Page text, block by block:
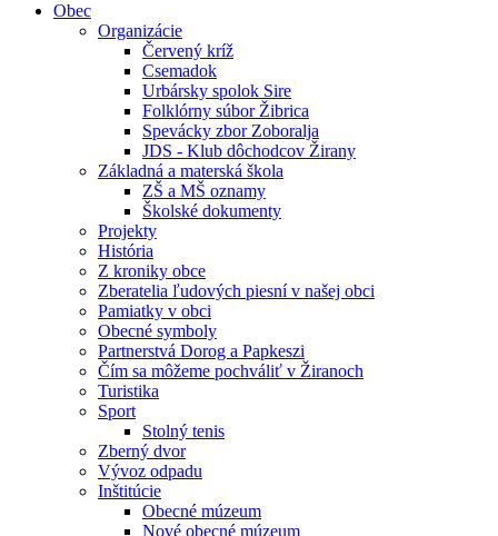
Obec
Organizácie
Červený kríž
Csemadok
Urbársky spolok Sire
Folklórny súbor Žibrica
Spevácky zbor Zoboralja
JDS - Klub dôchodcov Žirany
Základná a materská škola
ZŠ a MŠ oznamy
Školské dokumenty
Projekty
História
Z kroniky obce
Zberatelia ľudových piesní v našej obci
Pamiatky v obci
Obecné symboly
Partnerstvá Dorog a Papkeszi
Čím sa môžeme pochváliť v Žiranoch
Turistika
Sport
Stolný tenis
Zberný dvor
Vývoz odpadu
Inštitúcie
Obecné múzeum
Nové obecné múzeum